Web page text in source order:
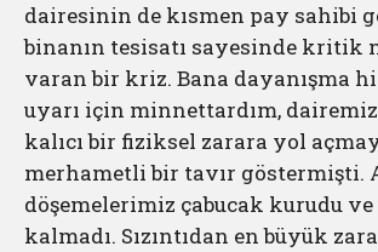
dairesinin de kısmen pay sahibi
binanın tesisatı sayesinde kritik
varan bir kriz. Bana dayanışma
uyarı için minnettardım,
kalıcı bir fiziksel zarara yol
merhametli bir tavır göstermişti.
döşemelerimiz çabucak kurudu
kalmadı. Sızıntıdan en büyük